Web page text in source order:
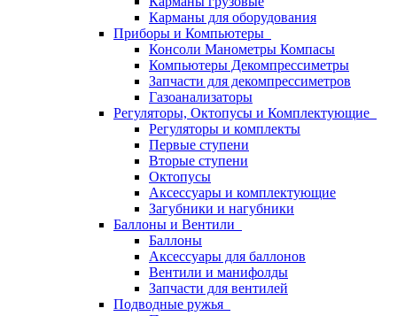
Карманы для оборудования
Приборы и Компьютеры
Консоли Манометры Компасы
Компьютеры Декомпрессиметры
Запчасти для декомпрессиметров
Газоанализаторы
Регуляторы, Октопусы и Комплектующие
Регуляторы и комплекты
Первые ступени
Вторые ступени
Октопусы
Аксессуары и комплектующие
Загубники и нагубники
Баллоны и Вентили
Баллоны
Аксессуары для баллонов
Вентили и манифолды
Запчасти для вентилей
Подводные ружья